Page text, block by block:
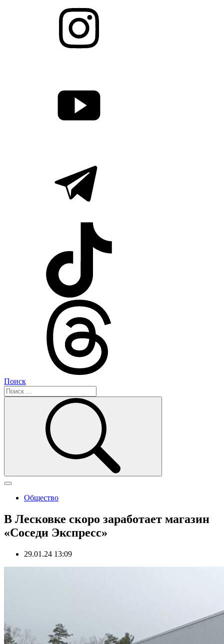
Поиск
Общество
В Лесковке скоро заработает магазин
«Соседи Экспресс»
29.01.24 13:09